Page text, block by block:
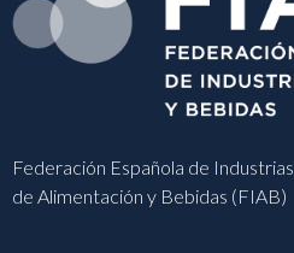
Federación Española de Industrias
de Alimentación y Bebidas (FIAB)